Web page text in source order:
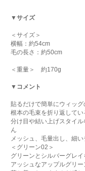
▼サイズ
＜サイズ＞
横幅：約54cm
毛の長さ：約50cm
＜重量＞ 約170g
▼コメント
貼るだけで簡単にウィッグ
根本の毛束を折り返してい
分け目や結い上げスタイ
ん
メッシュ、毛量出し、細
＜グリーン02＞
グリーンとシルバーグレイ
アッシュなアップルグリー